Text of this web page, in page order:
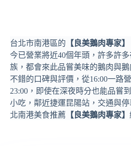
台北市南港區的 【良美鵝肉專家】
今已營業將近40個年頭，許多許
族，都會來此品嘗美味的鵝肉與
不錯的口碑與評價，從16:00一路
23:00，即使在深夜時分也能品嘗
小吃，鄰近捷運昆陽站，交通與
北南港美食推薦 【良美鵝肉專家】